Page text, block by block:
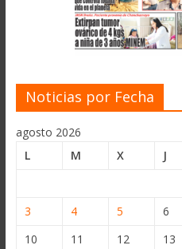
Noticias por Fecha
agosto 2026
L
M X J
3
4 5 6
10
11 12 13